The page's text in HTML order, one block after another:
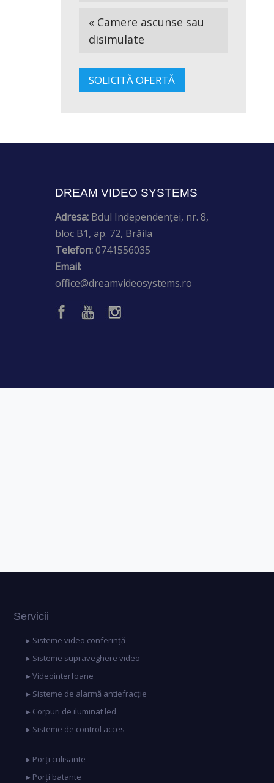
« Camere ascunse sau
disimulate
SOLICITĂ OFERTĂ
DREAM VIDEO SYSTEMS
Adresa:Bdul Independenței, nr. 8,
bloc B1, ap. 72, Brăila
Telefon: 0741556035
Email:
office@dreamvideosystems.ro
Servicii
▸ Sisteme video conferință
▸ Sisteme supraveghere video
▸ Videointerfoane
▸ Sisteme de alarmă antiefracție
▸ Corpuri de iluminat led
▸ Sisteme de control acces
▸ Porți culisante
▸ Porți batante